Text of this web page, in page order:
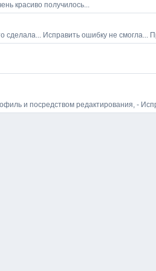
красиво получилось...
сделала... Исправить ошибку не смогла...
и посредством редактирования, -